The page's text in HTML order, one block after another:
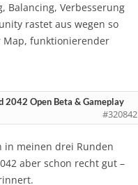
Balancing, Verbesserung
rastet aus wegen so
Map, funktionierender
2042 Open Beta & Gameplay
#320842
in meinen drei Runden
aber schon recht gut –